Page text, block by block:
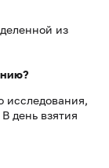
из
исследования,
день взятия